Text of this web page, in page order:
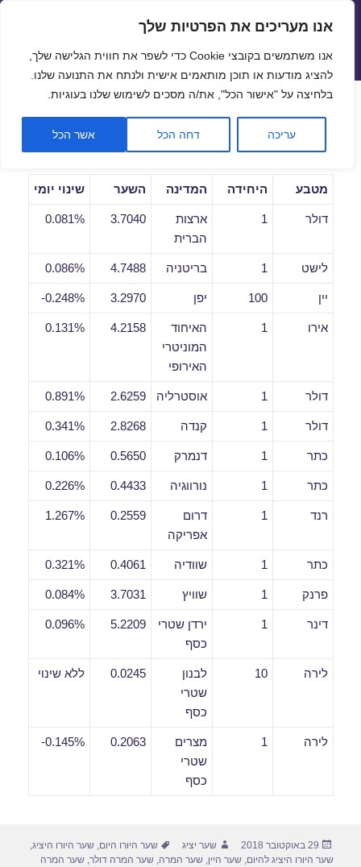
פתח
אנו מעריכים את הפרטיות שלך
אנו משתמשים בקובצי Cookie כדי לשפר את חווית הגלישה שלך,
להציג מודעות או תוכן מותאמים אישית ולנתח את התנועה שלנו.
בלחיצה על "אישור הכל", את/ה מסכים לשימוש שלנו בעוגיות.
עריכה דחה הכל אשר הכל
שערי חליפין יציגים – שער יציג
תפריטים
ווידג'טים
שערי חליפין יומיים לתאריך
29/10/2018
מטבע היחידה המדינה השער שינוי יומי
דולר 1
ארצות
הברית
3.7040
0.081%
לישט 1 בריטניה 4.7488
0.086%
יין 100 יפן 3.2970
0.248%-
אירו 1
האיחוד
המוניטרי
האירופי
4.2158
0.131%
דולר 1 אוסטרליה 2.6259
0.891%
דולר 1 קנדה 2.8268
0.341%
כתר 1 דנמרק 0.5650
0.106%
כתר 1 נורווגיה 0.4433
0.226%
רנד 1
דרום
אפריקה
0.2559
1.267%
כתר 1 שוודיה 0.4061
0.321%
פרנק 1 שוויץ 3.7031
0.084%
דינר 1
ירדן שטרי
כסף
5.2209
0.096%
לירה 10
לבנון
שטרי
כסף
0.0245 ללא שינוי
לירה 1
מצרים
שטרי
כסף
0.2063
0.145%-
פורסם
בתאריך
29 באוקטובר 2018 מחבר
שער יציג תגיות
שער היורו היום,שער היורו היציג,
שער היורו היציג להיום,שער היין,שער המרה,שער המרה דולר,שער המרה